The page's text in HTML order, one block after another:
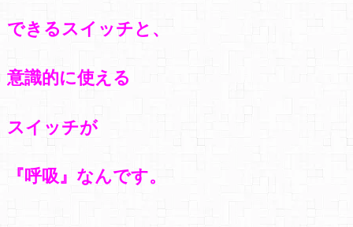
できるスイッチと、
意識的に使える
スイッチが
『呼吸』なんです。